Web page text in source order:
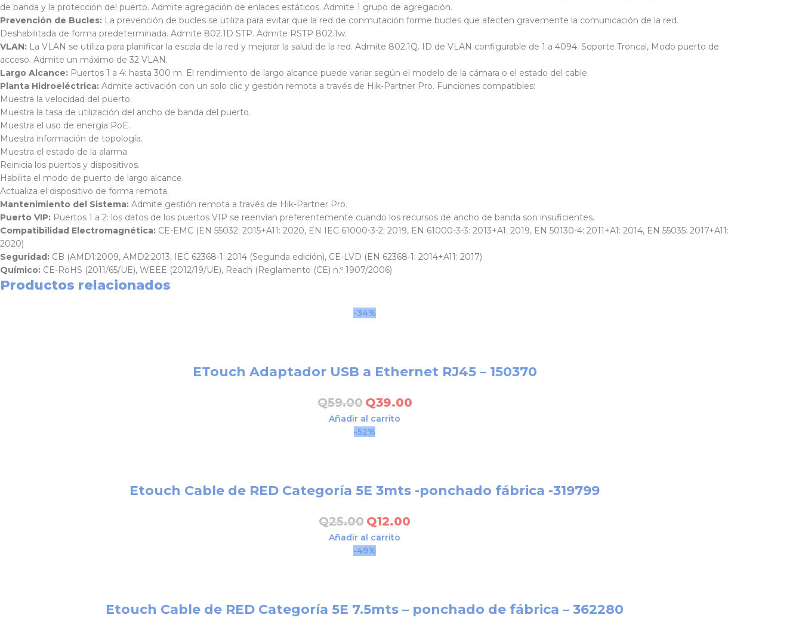
de banda y la protección del puerto. Admite agregación de enlaces estáticos. Admite 1 grupo de agregación.
Prevención de Bucles: La prevención de bucles se utiliza para evitar que la red de conmutación forme bucles que afecten gravemente la comunicación de la red.
Deshabilitada de forma predeterminada. Admite 802.1D STP. Admite RSTP 802.1w.
VLAN: La VLAN se utiliza para planificar la escala de la red y mejorar la salud de la red. Admite 802.1Q. ID de VLAN configurable de 1 a 4094. Soporte Troncal, Modo puerto de
acceso. Admite un máximo de 32 VLAN.
Largo Alcance: Puertos 1 a 4: hasta 300 m. El rendimiento de largo alcance puede variar según el modelo de la cámara o el estado del cable.
Planta Hidroeléctrica: Admite activación con un solo clic y gestión remota a través de Hik-Partner Pro. Funciones compatibles:
Muestra la velocidad del puerto.
Muestra la tasa de utilización del ancho de banda del puerto.
Muestra el uso de energía PoE.
Muestra información de topología.
Muestra el estado de la alarma.
Reinicia los puertos y dispositivos.
Habilita el modo de puerto de largo alcance.
Actualiza el dispositivo de forma remota.
Mantenimiento del Sistema: Admite gestión remota a través de Hik-Partner Pro.
Puerto VIP: Puertos 1 a 2: los datos de los puertos VIP se reenvían preferentemente cuando los recursos de ancho de banda son insuficientes.
Compatibilidad Electromagnética: CE-EMC (EN 55032: 2015+A11: 2020, EN IEC 61000-3-2: 2019, EN 61000-3-3: 2013+A1: 2019, EN 50130-4: 2011+A1: 2014, EN 55035: 2017+A11:
2020)
Seguridad: CB (AMD1:2009, AMD2:2013, IEC 62368-1: 2014 (Segunda edición), CE-LVD (EN 62368-1: 2014+A11: 2017)
Químico: CE-RoHS (2011/65/UE), WEEE (2012/19/UE), Reach (Reglamento (CE) n.º 1907/2006)
Productos relacionados
-34%
ETouch Adaptador USB a Ethernet RJ45 – 150370
Q59.00 Q39.00
Añadir al carrito
-52%
Etouch Cable de RED Categoría 5E 3mts -ponchado fábrica -319799
Q25.00 Q12.00
Añadir al carrito
-49%
Etouch Cable de RED Categoría 5E 7.5mts – ponchado de fábrica – 362280